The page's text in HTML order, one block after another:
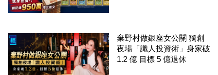
棄野村做銀座女公關 獨創
夜場「識人投資術」身家破
1.2 億 目標 5 億退休